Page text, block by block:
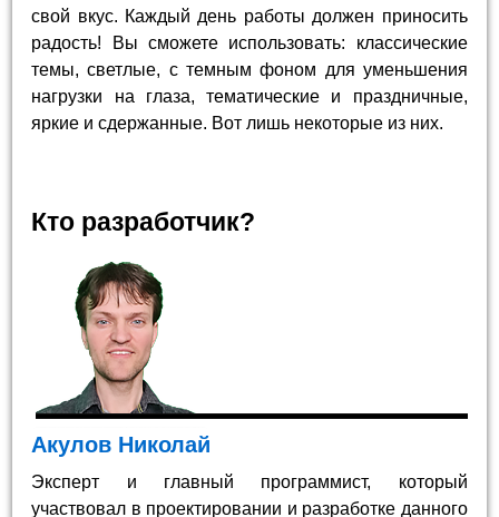
свой вкус. Каждый день работы должен приносить
радость! Вы сможете использовать: классические
темы, светлые, с темным фоном для уменьшения
нагрузки на глаза, тематические и праздничные,
яркие и сдержанные. Вот лишь некоторые из них.
Кто разработчик?
Акулов Николай
Эксперт и главный программист, который
участвовал в проектировании и разработке данного